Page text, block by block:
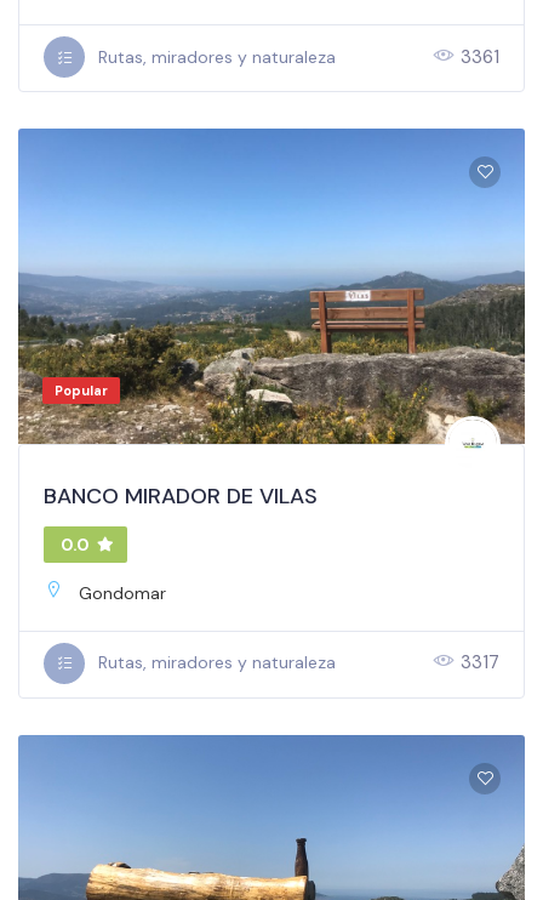
Rutas, miradores y naturaleza 3361
Popular
BANCO MIRADOR DE VILAS
0.0
Gondomar
Rutas, miradores y naturaleza 3317